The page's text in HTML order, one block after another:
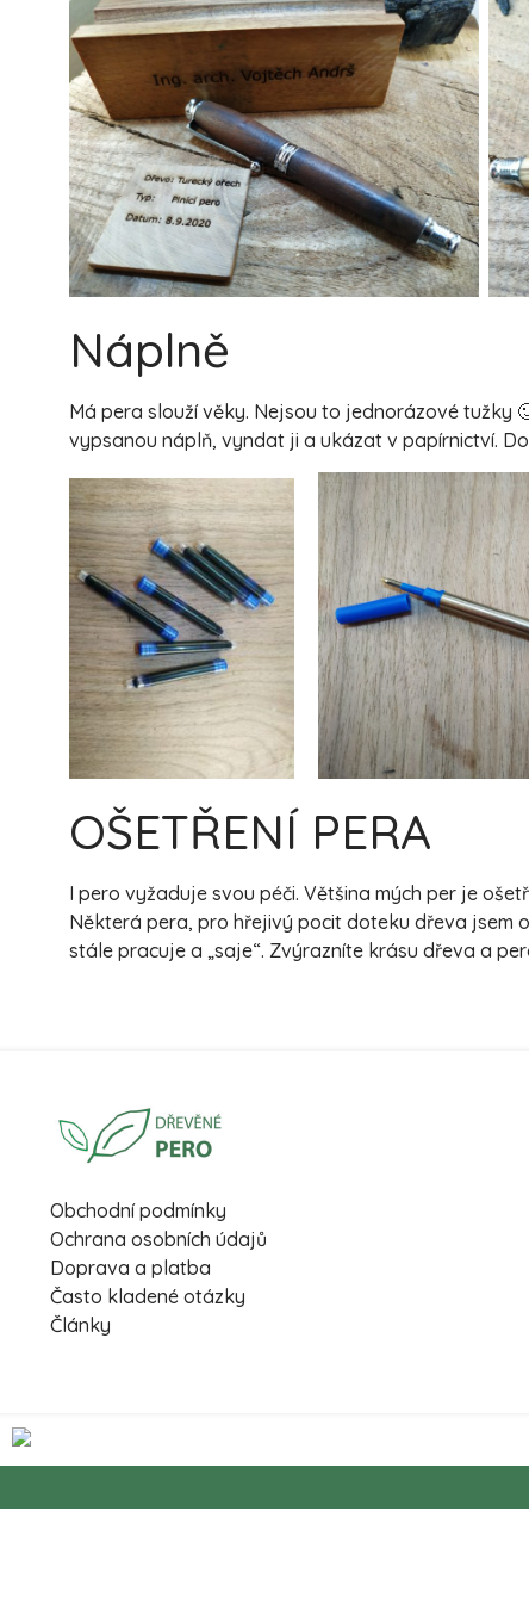
Náplně
Má pera slouží věky. Nejsou to jednorázové tužky
vypsanou náplň, vyndat ji a ukázat v papírnictví.
OŠETŘENÍ PERA
I pero vyžaduje svou péči. Většina mých per je
Některá pera, pro hřejivý pocit doteku dřeva jsem
stále pracuje a „saje“. Zvýrazníte krásu dřeva a
Obchodní podmínky
Ochrana osobních údajů
Doprava a platba
Často kladené otázky
Články